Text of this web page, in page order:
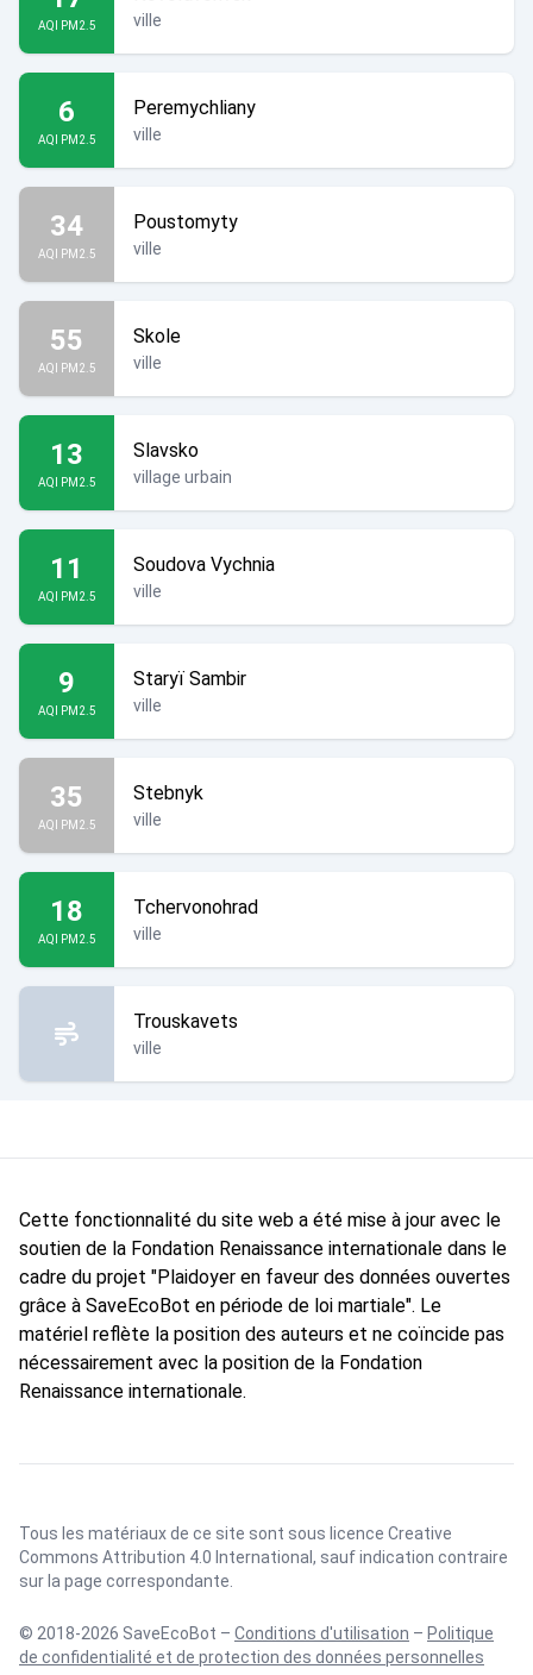
AQI PM2.5 ville
6
AQI PM2.5
Peremychliany
ville
34
AQI PM2.5
Poustomyty
ville
55
AQI PM2.5
Skole
ville
13
AQI PM2.5
Slavsko
village urbain
11
AQI PM2.5
Soudova Vychnia
ville
9
AQI PM2.5
Staryï Sambir
ville
35
AQI PM2.5
Stebnyk
ville
18
AQI PM2.5
Tchervonohrad
ville
Trouskavets
ville
Cette fonctionnalité du site web a été mise à jour avec le
soutien de la Fondation Renaissance internationale dans le
cadre du projet "Plaidoyer en faveur des données ouvertes
grâce à SaveEcoBot en période de loi martiale". Le
matériel reflète la position des auteurs et ne coïncide pas
nécessairement avec la position de la Fondation
Renaissance internationale.
Tous les matériaux de ce site sont sous licence Creative
Commons Attribution 4.0 International , sauf indication contraire
sur la page correspondante.
© 2018-2026 SaveEcoBot – Conditions d'utilisation – Politique
de confidentialité et de protection des données personnelles